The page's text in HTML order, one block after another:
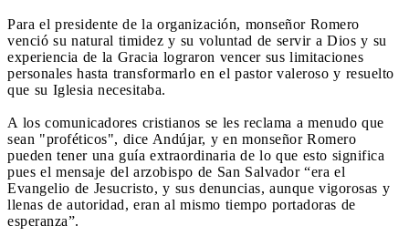
Para el presidente de la organización, monseñor Romero
venció su natural timidez y su voluntad de servir a Dios y su
experiencia de la Gracia lograron vencer sus limitaciones
personales hasta transformarlo en el pastor valeroso y resuelto
que su Iglesia necesitaba.
A los comunicadores cristianos se les reclama a menudo que
sean "proféticos", dice Andújar, y en monseñor Romero
pueden tener una guía extraordinaria de lo que esto significa
pues el mensaje del arzobispo de San Salvador “era el
Evangelio de Jesucristo, y sus denuncias, aunque vigorosas y
llenas de autoridad, eran al mismo tiempo portadoras de
esperanza”.